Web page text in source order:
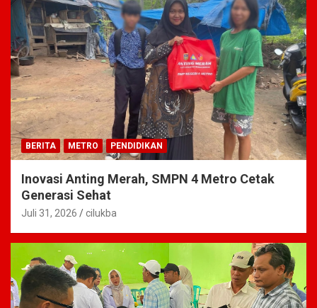
BERITA METRO PENDIDIKAN
Inovasi Anting Merah, SMPN 4 Metro Cetak
Generasi Sehat
Juli 31, 2026 cilukba